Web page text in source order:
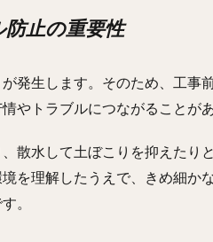
止の重要性
発生します。そのため、工事
やトラブルにつながることがあ
散水して土ぼこりを抑えたり
を理解したうえで、きめ細か
。